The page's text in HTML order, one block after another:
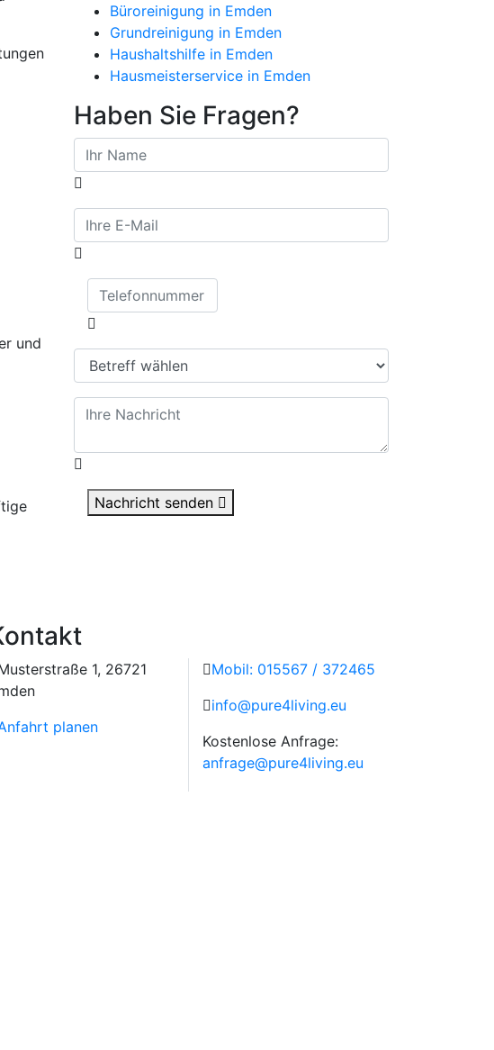
und
Büroreinigung in Emden
Grundreinigung in Emden
Haushaltshilfe in Emden
Hausmeisterservice in Emden
Haben Sie Fragen?
Nachricht senden
1, 26721
planen
Mobil: 015567 / 372465
info@pure4living.eu
Kostenlose Anfrage:
anfrage@pure4living.eu